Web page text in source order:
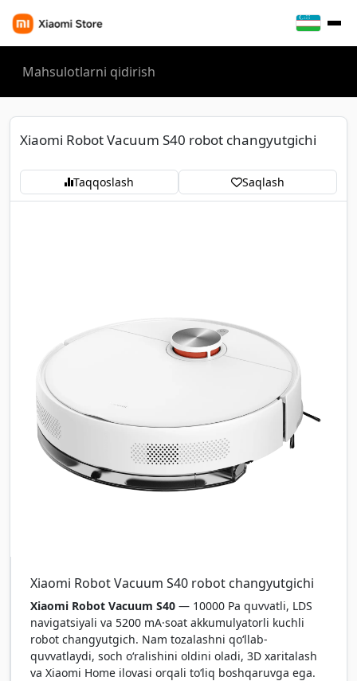
Xiaomi Robot Vacuum S40 robot changyutgichi
Taqqoslash Saqlash
Xiaomi Robot Vacuum S40 robot changyutgichi
Xiaomi Robot Vacuum S40 — 10000 Pa quvvatli, LDS
navigatsiyali va 5200 mA·soat akkumulyatorli kuchli
robot changyutgich. Nam tozalashni qo‘llab-
quvvatlaydi, soch o‘ralishini oldini oladi, 3D xaritalash
va Xiaomi Home ilovasi orqali to‘liq boshqaruvga ega.